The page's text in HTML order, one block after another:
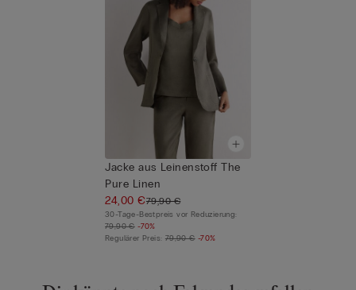
Jacke aus Leinenstoff The
Pure Linen
24,00 €79,90 €
30-Tage-Bestpreis vor Reduzierung:
79,90 € -70%
Regulärer Preis: 79,90 € -70%